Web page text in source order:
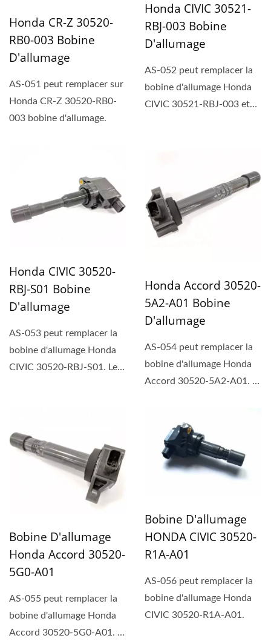
Honda CR-Z 30520-
RB0-003 Bobine
D'allumage
AS-051 peut remplacer sur
Honda CR-Z 30520-RB0-
003 bobine d'allumage.
Honda CIVIC 30521-
RBJ-003 Bobine
D'allumage
AS-052 peut remplacer la
bobine d'allumage Honda
CIVIC 30521-RBJ-003 et
Honda CIVIC 30520-
RBJ-S01 Bobine
D'allumage
AS-053 peut remplacer la
bobine d'allumage Honda
CIVIC 30520-RBJ-S01. Le
Honda Accord 30520-
5A2-A01 Bobine
D'allumage
AS-054 peut remplacer la
bobine d'allumage Honda
Accord 30520-5A2-A01. Le
Bobine D'allumage
Honda Accord 30520-
5G0-A01
AS-055 peut remplacer la
bobine d'allumage Honda
Accord 30520-5G0-A01. Le
Bobine D'allumage
HONDA CIVIC 30520-
R1A-A01
AS-056 peut remplacer la
bobine d'allumage Honda
CIVIC 30520-R1A-A01.